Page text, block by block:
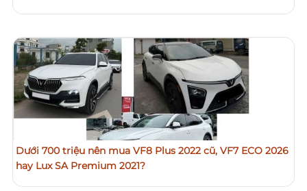
Dưới 700 triệu nên mua VF8 Plus 2022 cũ, VF7 ECO 2026
hay Lux SA Premium 2021?